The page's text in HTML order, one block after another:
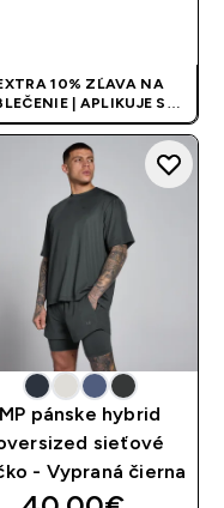
10% ZĽAVA NA
| APLIKUJE SA
PRI KÚPE 3
KS
MP pánske hybrid
sieťové
- Vypraná čierna